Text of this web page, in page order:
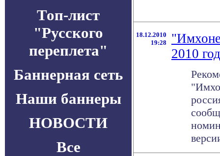
Топ-лист
"Русского
переплета"
Баннерная сеть
Наши баннеры
НОВОСТИ
Все
18.12.2010
19:28
2010